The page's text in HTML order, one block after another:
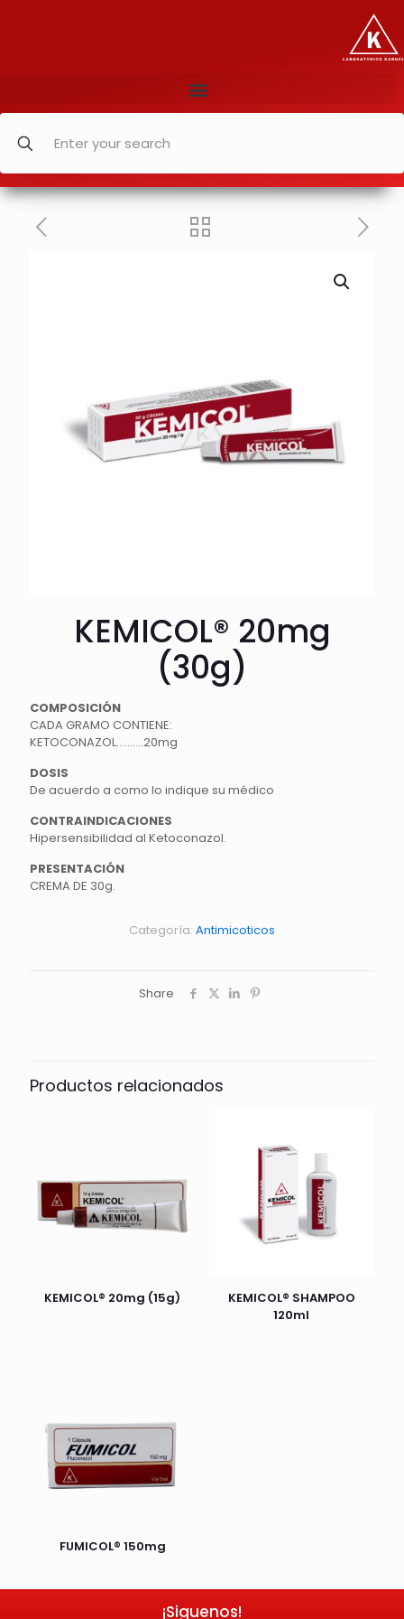
KEMICOL® 20mg
(30g)
COMPOSICIÓN
CADA GRAMO CONTIENE:
KETOCONAZOL……….20mg
DOSIS
De acuerdo a como lo indique su médico
CONTRAINDICACIONES
Hipersensibilidad al Ketoconazol.
PRESENTACIÓN
CREMA DE 30g.
Categoría: Antimicoticos
Share
Productos relacionados
KEMICOL® 20mg (15g)
KEMICOL® SHAMPOO
120ml
FUMICOL® 150mg
¡Siguenos!